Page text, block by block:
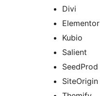
Divi
Elementor
Kubio
Salient
SeedProd
SiteOrigin